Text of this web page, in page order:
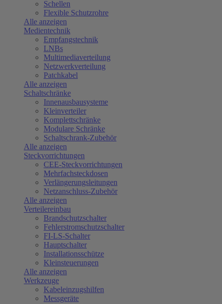
Schellen
Flexible Schutzrohre
Alle anzeigen
Medientechnik
Empfangstechnik
LNBs
Multimediaverteilung
Netzwerkverteilung
Patchkabel
Alle anzeigen
Schaltschränke
Innenausbausysteme
Kleinverteiler
Komplettschränke
Modulare Schränke
Schaltschrank-Zubehör
Alle anzeigen
Steckvorrichtungen
CEE-Steckvorrichtungen
Mehrfachsteckdosen
Verlängerungsleitungen
Netzanschluss-Zubehör
Alle anzeigen
Verteilereinbau
Brandschutzschalter
Fehlerstromschutzschalter
FI-LS-Schalter
Hauptschalter
Installationsschütze
Kleinsteuerungen
Alle anzeigen
Werkzeuge
Kabeleinzugshilfen
Messgeräte